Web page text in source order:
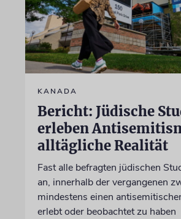
KANADA
Bericht: Jüdische
erleben
alltägliche Realität
Fast alle befragten jüdischen
an, innerhalb der vergangenen
mindestens einen
erlebt oder beobachtet zu haben